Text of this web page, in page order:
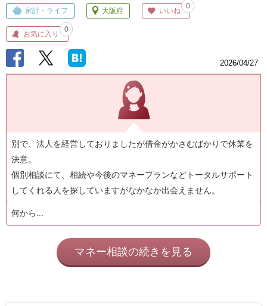
家計・ライフ 大阪府 いいね
0
お気に入り
0
2026/04/27
別で、法人を経営しておりましたが借金がかさむばかりで休業を
決意。
個別相談にて、相続や今後のマネープランなどトータルサポート
してくれる人を探していますがなかなか出会えません。
何から...
マネー相談の続きを見る